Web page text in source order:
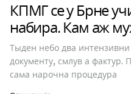
КПМГ се у Брне
набира. Кам аж
Тыден небо два
документу, смлув а фактур.
сама нарочна процедура